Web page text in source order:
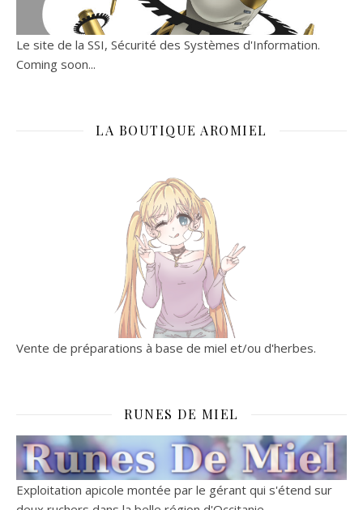
Le site de la SSI, Sécurité des Systèmes d'Information.
Coming soon...
LA BOUTIQUE AROMIEL
Vente de préparations à base de miel et/ou d'herbes.
RUNES DE MIEL
Exploitation apicole montée par le gérant qui s'étend sur